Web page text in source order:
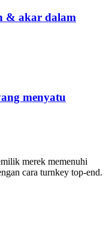
& akar dalam
menyatu
merek memenuhi
cara turnkey top-end.